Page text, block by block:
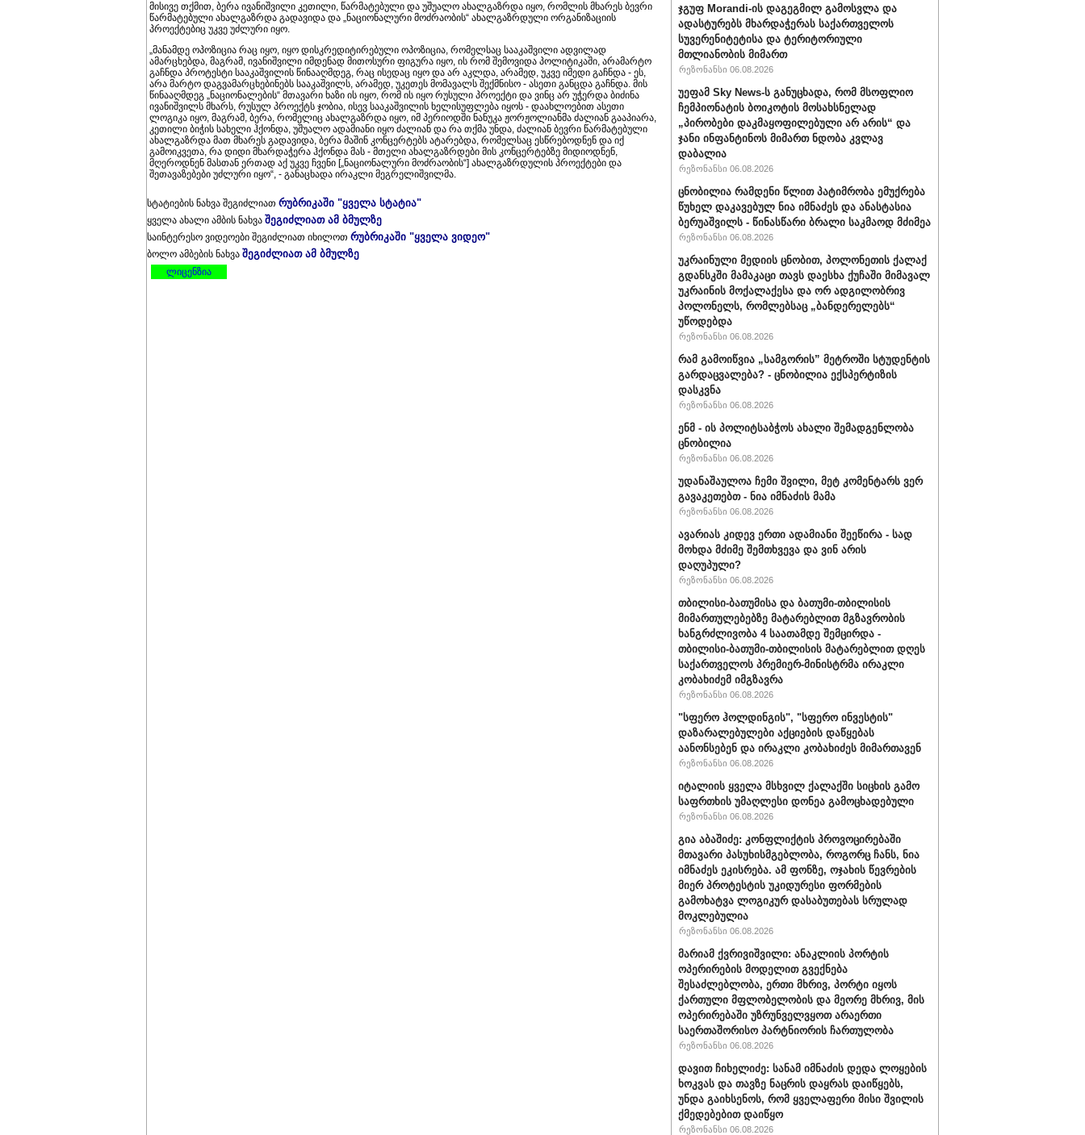
მისივე თქმით, ბერა ივანიშვილი კეთილი, წარმატებული და უშუალო ახალგაზრდა იყო, რომლის მხარეს ბევრი
წარმატებული ახალგაზრდა გადავიდა და „ნაციონალური მოძრაობის“ ახალგაზრდული ორგანიზაციის
პროექტებიც უკვე უძლური იყო.
„მანამდე ოპოზიცია რაც იყო, იყო დისკრედიტირებული ოპოზიცია, რომელსაც სააკაშვილი ადვილად
ამარცხებდა, მაგრამ, ივანიშვილი იმდენად მითოსური ფიგურა იყო, ის რომ შემოვიდა პოლიტიკაში, არამარტო
გაჩნდა პროტესტი სააკაშვილის წინააღმდეგ, რაც ისედაც იყო და არ აკლდა, არამედ, უკვე იმედი გაჩნდა - ეს,
არა მარტო დაგვამარცხებინებს სააკაშვილს, არამედ, უკეთეს მომავალს შექმნისო - ასეთი განცდა გაჩნდა. მის
წინააღმდეგ „ნაციონალების“ მთავარი ხაზი ის იყო, რომ ის იყო რუსული პროექტი და ვინც არ უჭერდა ბიძინა
ივანიშვილს მხარს, რუსულ პროექტს ჯობია, ისევ სააკაშვილის ხელისუფლება იყოს - დაახლოებით ასეთი
ლოგიკა იყო, მაგრამ, ბერა, რომელიც ახალგაზრდა იყო, იმ პერიოდში ნანუკა ჟორჟოლიანმა ძალიან გააპიარა,
კეთილი ბიჭის სახელი ჰქონდა, უშუალო ადამიანი იყო ძალიან და რა თქმა უნდა, ძალიან ბევრი წარმატებული
ახალგაზრდა მათ მხარეს გადავიდა, ბერა მაშინ კონცერტებს ატარებდა, რომელსაც ესწრებოდნენ და იქ
გამოიკვეთა, რა დიდი მხარდაჭერა ჰქონდა მას - მთელი ახალგაზრდები მის კონცერტებზე მიდიოდნენ,
მღეროდნენ მასთან ერთად აქ უკვე ჩვენი [„ნაციონალური მოძრაობის“] ახალგაზრდულის პროექტები და
შეთავაზებები უძლური იყო“, - განაცხადა ირაკლი მეგრელიშვილმა.
სტატიების ნახვა შეგიძლიათ რუბრიკაში "ყველა სტატია"
ყველა ახალი ამბის ნახვა შეგიძლიათ ამ ბმულზე
საინტერესო ვიდეოები შეგიძლიათ იხილოთ რუბრიკაში "ყველა ვიდეო"
ბოლო ამბების ნახვა შეგიძლიათ ამ ბმულზე
ლიცენზია
ჯგუფ Morandi-ის დაგეგმილ გამოსვლა და
ადასტურებს მხარდაჭერას საქართველოს
სუვერენიტეტისა და ტერიტორიული
მთლიანობის მიმართ
რეზონანსი 06.08.2026
უეფამ Sky News-ს განუცხადა, რომ მსოფლიო
ჩემპიონატის ბოიკოტის მოსახსნელად
„პირობები დაკმაყოფილებული არ არის“ და
ჯანი ინფანტინოს მიმართ ნდობა კვლავ
დაბალია
რეზონანსი 06.08.2026
ცნობილია რამდენი წლით პატიმრობა ემუქრება
წუხელ დაკავებულ ნია იმნაძეს და ანასტასია
ბერუაშვილს - წინასწარი ბრალი საკმაოდ მძიმეა
რეზონანსი 06.08.2026
უკრაინული მედიის ცნობით, პოლონეთის ქალაქ
გდანსკში მამაკაცი თავს დაესხა ქუჩაში მიმავალ
უკრაინის მოქალაქესა და ორ ადგილობრივ
პოლონელს, რომლებსაც „ბანდერელებს“
უწოდებდა
რეზონანსი 06.08.2026
რამ გამოიწვია „სამგორის” მეტროში სტუდენტის
გარდაცვალება? - ცნობილია ექსპერტიზის
დასკვნა
რეზონანსი 06.08.2026
ენმ - ის პოლიტსაბჭოს ახალი შემადგენლობა
ცნობილია
რეზონანსი 06.08.2026
უდანაშაულოა ჩემი შვილი, მეტ კომენტარს ვერ
გავაკეთებთ - ნია იმნაძის მამა
რეზონანსი 06.08.2026
ავარიას კიდევ ერთი ადამიანი შეეწირა - სად
მოხდა მძიმე შემთხვევა და ვინ არის
დაღუპული?
რეზონანსი 06.08.2026
თბილისი-ბათუმისა და ბათუმი-თბილისის
მიმართულებებზე მატარებლით მგზავრობის
ხანგრძლივობა 4 საათამდე შემცირდა -
თბილისი-ბათუმი-თბილისის მატარებლით დღეს
საქართველოს პრემიერ-მინისტრმა ირაკლი
კობახიძემ იმგზავრა
რეზონანსი 06.08.2026
"სფერო ჰოლდინგის", "სფერო ინვესტის"
დაზარალებულები აქციების დაწყებას
აანონსებენ და ირაკლი კობახიძეს მიმართავენ
რეზონანსი 06.08.2026
იტალიის ყველა მსხვილ ქალაქში სიცხის გამო
საფრთხის უმაღლესი დონეა გამოცხადებული
რეზონანსი 06.08.2026
გია აბაშიძე: კონფლიქტის პროვოცირებაში
მთავარი პასუხისმგებლობა, როგორც ჩანს, ნია
იმნაძეს ეკისრება. ამ ფონზე, ოჯახის წევრების
მიერ პროტესტის უკიდურესი ფორმების
გამოხატვა ლოგიკურ დასაბუთებას სრულად
მოკლებულია
რეზონანსი 06.08.2026
მარიამ ქვრივიშვილი: ანაკლიის პორტის
ოპერირების მოდელით გვექნება
შესაძლებლობა, ერთი მხრივ, პორტი იყოს
ქართული მფლობელობის და მეორე მხრივ, მის
ოპერირებაში უზრუნველვყოთ არაერთი
საერთაშორისო პარტნიორის ჩართულობა
რეზონანსი 06.08.2026
დავით ჩიხელიძე: სანამ იმნაძის დედა ლოყების
ხოკვას და თავზე ნაცრის დაყრას დაიწყებს,
უნდა გაიხსენოს, რომ ყველაფერი მისი შვილის
ქმედებებით დაიწყო
რეზონანსი 06.08.2026